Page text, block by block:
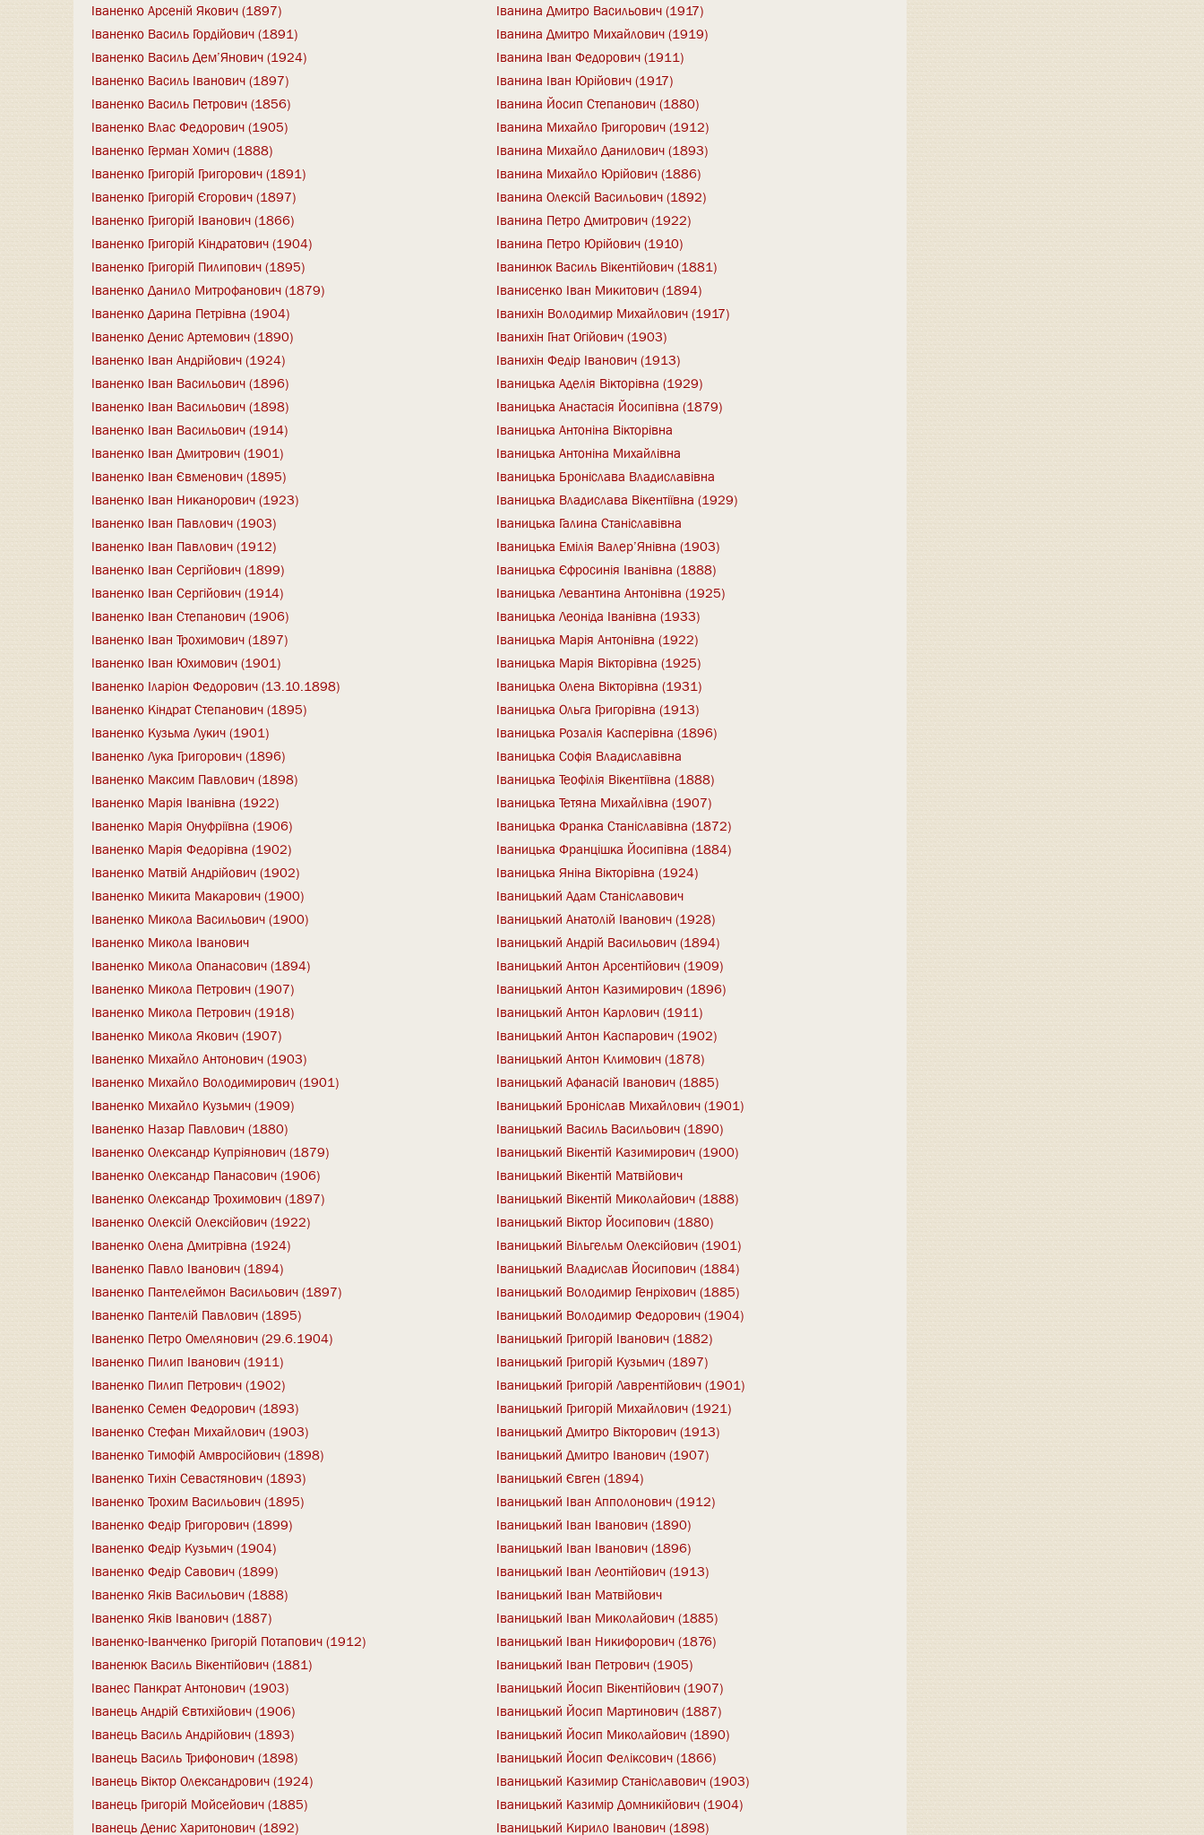
Іваненко Арсеній Якович (1897)
Іваненко Василь Гордійович (1891)
Іваненко Василь Дем’Янович (1924)
Іваненко Василь Іванович (1897)
Іваненко Василь Петрович (1856)
Іваненко Влас Федорович (1905)
Іваненко Герман Хомич (1888)
Іваненко Григорій Григорович (1891)
Іваненко Григорій Єгорович (1897)
Іваненко Григорій Іванович (1866)
Іваненко Григорій Кіндратович (1904)
Іваненко Григорій Пилипович (1895)
Іваненко Данило Митрофанович (1879)
Іваненко Дарина Петрівна (1904)
Іваненко Денис Артемович (1890)
Іваненко Іван Андрійович (1924)
Іваненко Іван Васильович (1896)
Іваненко Іван Васильович (1898)
Іваненко Іван Васильович (1914)
Іваненко Іван Дмитрович (1901)
Іваненко Іван Євменович (1895)
Іваненко Іван Никанорович (1923)
Іваненко Іван Павлович (1903)
Іваненко Іван Павлович (1912)
Іваненко Іван Сергійович (1899)
Іваненко Іван Сергійович (1914)
Іваненко Іван Степанович (1906)
Іваненко Іван Трохимович (1897)
Іваненко Іван Юхимович (1901)
Іваненко Іларіон Федорович (13.10.1898)
Іваненко Кіндрат Степанович (1895)
Іваненко Кузьма Лукич (1901)
Іваненко Лука Григорович (1896)
Іваненко Максим Павлович (1898)
Іваненко Марія Іванівна (1922)
Іваненко Марія Онуфріївна (1906)
Іваненко Марія Федорівна (1902)
Іваненко Матвій Андрійович (1902)
Іваненко Микита Макарович (1900)
Іваненко Микола Васильович (1900)
Іваненко Микола Іванович
Іваненко Микола Опанасович (1894)
Іваненко Микола Петрович (1907)
Іваненко Микола Петрович (1918)
Іваненко Микола Якович (1907)
Іваненко Михайло Антонович (1903)
Іваненко Михайло Володимирович (1901)
Іваненко Михайло Кузьмич (1909)
Іваненко Назар Павлович (1880)
Іваненко Олександр Купріянович (1879)
Іваненко Олександр Панасович (1906)
Іваненко Олександр Трохимович (1897)
Іваненко Олексій Олексійович (1922)
Іваненко Олена Дмитрівна (1924)
Іваненко Павло Іванович (1894)
Іваненко Пантелеймон Васильович (1897)
Іваненко Пантелій Павлович (1895)
Іваненко Петро Омелянович (29.6.1904)
Іваненко Пилип Іванович (1911)
Іваненко Пилип Петрович (1902)
Іваненко Семен Федорович (1893)
Іваненко Стефан Михайлович (1903)
Іваненко Тимофій Амвросійович (1898)
Іваненко Тихін Севастянович (1893)
Іваненко Трохим Васильович (1895)
Іваненко Федір Григорович (1899)
Іваненко Федір Кузьмич (1904)
Іваненко Федір Савович (1899)
Іваненко Яків Васильович (1888)
Іваненко Яків Іванович (1887)
Іваненко-Іванченко Григорій Потапович (1912)
Іваненюк Василь Вікентійович (1881)
Іванес Панкрат Антонович (1903)
Іванець Андрій Євтихійович (1906)
Іванець Василь Андрійович (1893)
Іванець Василь Трифонович (1898)
Іванець Віктор Олександрович (1924)
Іванець Григорій Мойсейович (1885)
Іванець Денис Харитонович (1892)
Іванина Дмитро Васильович (1917)
Іванина Дмитро Михайлович (1919)
Іванина Іван Федорович (1911)
Іванина Іван Юрійович (1917)
Іванина Йосип Степанович (1880)
Іванина Михайло Григорович (1912)
Іванина Михайло Данилович (1893)
Іванина Михайло Юрійович (1886)
Іванина Олексій Васильович (1892)
Іванина Петро Дмитрович (1922)
Іванина Петро Юрійович (1910)
Іванинюк Василь Вікентійович (1881)
Іванисенко Іван Микитович (1894)
Іванихін Володимир Михайлович (1917)
Іванихін Гнат Огійович (1903)
Іванихін Федір Іванович (1913)
Іваницька Аделія Вікторівна (1929)
Іваницька Анастасія Йосипівна (1879)
Іваницька Антоніна Вікторівна
Іваницька Антоніна Михайлівна
Іваницька Броніслава Владиславівна
Іваницька Владислава Вікентіївна (1929)
Іваницька Галина Станіславівна
Іваницька Емілія Валер’Янівна (1903)
Іваницька Єфросинія Іванівна (1888)
Іваницька Левантина Антонівна (1925)
Іваницька Леоніда Іванівна (1933)
Іваницька Марія Антонівна (1922)
Іваницька Марія Вікторівна (1925)
Іваницька Олена Вікторівна (1931)
Іваницька Ольга Григорівна (1913)
Іваницька Розалія Касперівна (1896)
Іваницька Софія Владиславівна
Іваницька Теофілія Вікентіївна (1888)
Іваницька Тетяна Михайлівна (1907)
Іваницька Франка Станіславівна (1872)
Іваницька Францішка Йосипівна (1884)
Іваницька Яніна Вікторівна (1924)
Іваницький Адам Станіславович
Іваницький Анатолій Іванович (1928)
Іваницький Андрій Васильович (1894)
Іваницький Антон Арсентійович (1909)
Іваницький Антон Казимирович (1896)
Іваницький Антон Карлович (1911)
Іваницький Антон Каспарович (1902)
Іваницький Антон Климович (1878)
Іваницький Афанасій Іванович (1885)
Іваницький Броніслав Михайлович (1901)
Іваницький Василь Васильович (1890)
Іваницький Вікентій Казимирович (1900)
Іваницький Вікентій Матвійович
Іваницький Вікентій Миколайович (1888)
Іваницький Віктор Йосипович (1880)
Іваницький Вільгельм Олексійович (1901)
Іваницький Владислав Йосипович (1884)
Іваницький Володимир Генріхович (1885)
Іваницький Володимир Федорович (1904)
Іваницький Григорій Іванович (1882)
Іваницький Григорій Кузьмич (1897)
Іваницький Григорій Лаврентійович (1901)
Іваницький Григорій Михайлович (1921)
Іваницький Дмитро Вікторович (1913)
Іваницький Дмитро Іванович (1907)
Іваницький Євген (1894)
Іваницький Іван Апполонович (1912)
Іваницький Іван Іванович (1890)
Іваницький Іван Іванович (1896)
Іваницький Іван Леонтійович (1913)
Іваницький Іван Матвійович
Іваницький Іван Миколайович (1885)
Іваницький Іван Никифорович (1876)
Іваницький Іван Петрович (1905)
Іваницький Йосип Вікентійович (1907)
Іваницький Йосип Мартинович (1887)
Іваницький Йосип Миколайович (1890)
Іваницький Йосип Феліксович (1866)
Іваницький Казимир Станіславович (1903)
Іваницький Казимір Домникійович (1904)
Іваницький Кирило Іванович (1898)